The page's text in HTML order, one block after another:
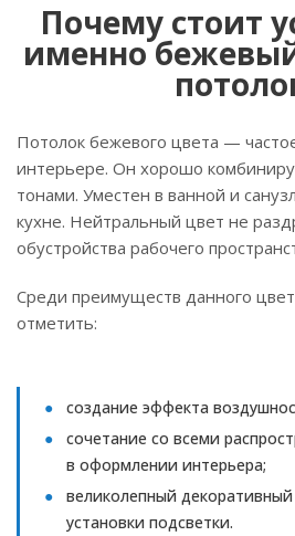
Почему стоит
именно
Потолок бежевого цвета —
интерьере. Он хорошо
тонами. Уместен в ванной и
кухне. Нейтральный цвет не
обустройства рабочего
Среди преимуществ данного
отметить:
создание эффекта
сочетание со всеми
в оформлении интерьера;
великолепный
установки подсветки.